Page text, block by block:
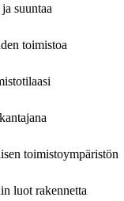
suuntaa
toimistoa
toimistoympäristön
luot rakennetta